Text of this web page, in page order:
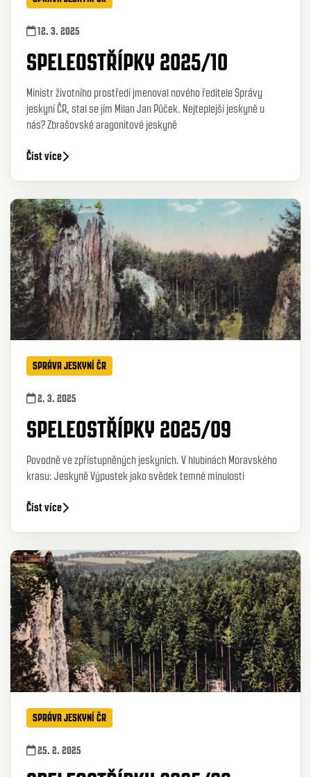
12. 3. 2025
SPELEOSTŘÍPKY 2025/10
Ministr životního prostředí jmenoval nového ředitele Správy
jeskyní ČR, stal se jím Milan Jan Půček. Nejteplejší jeskyně u
nás? Zbrašovské aragonitové jeskyně
Číst více
SPRÁVA JESKYNÍ ČR
2. 3. 2025
SPELEOSTŘÍPKY 2025/09
Povodně ve zpřístupněných jeskyních. V hlubinách Moravského
krasu: Jeskyně Výpustek jako svědek temné minulosti
Číst více
SPRÁVA JESKYNÍ ČR
25. 2. 2025